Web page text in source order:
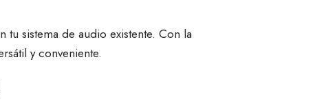
sistema de audio existente. Con la
y conveniente.